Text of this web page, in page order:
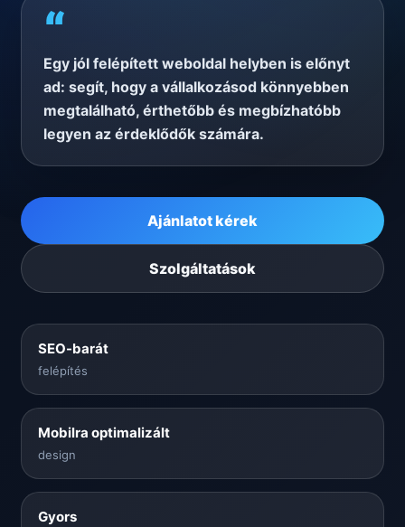
“
Egy jól felépített weboldal helyben is előnyt
ad: segít, hogy a vállalkozásod könnyebben
megtalálható, érthetőbb és megbízhatóbb
legyen az érdeklődők számára.
Ajánlatot kérek
Szolgáltatások
SEO-barát
felépítés
Mobilra optimalizált
design
Gyors